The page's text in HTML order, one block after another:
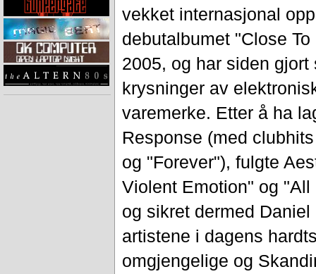
vekket internasjonal
debutalbumet "Close
2005, og har siden
krysninger av
varemerke. Etter å ha
Response (med
og "Forever"), fulgte
Violent Emotion" og
og sikret dermed
artistene i dagens
omgjengelige og